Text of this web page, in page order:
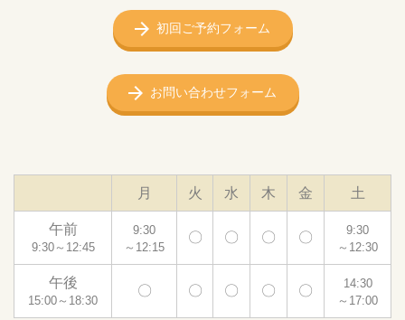
初回ご予約フォーム
お問い合わせフォーム
月 火 水 木 金 土
午前
9:30～12:45
9:30
～12:15
〇 〇 〇 〇
9:30
～12:30
午後
15:00～18:30
〇 〇 〇 〇 〇
14:30
～17:00